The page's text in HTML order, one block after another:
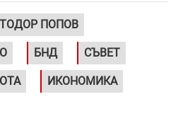
ТОДОР ПОПОВ
БНД СЪВЕТ
ИКОНОМИКА